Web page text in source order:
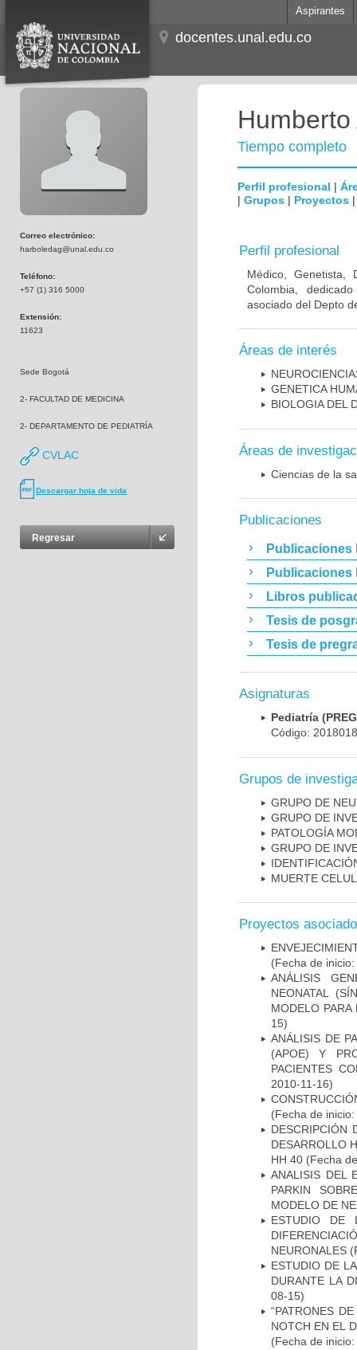
Aspirantes
docentes.unal.edu.co
Correo electrónico:
harboledag@unal.edu.co
Teléfono:
+57 (1) 316 5000
Extensión:
11623
Sede Bogotá
2- FACULTAD DE MEDICINA
2- DEPARTAMENTO DE PEDIATRÍA
CVLAC
Descargar hoja de vida
Regresar
Tiempo completo
Perfil profesional |
| Grupos | Proyectos
Perfil profesional
Médico, Genetista,
Colombia,
asociado del Depto
Áreas de interés
GENETICA
BIOLOGIA DEL
Áreas de
Ciencias de la
Publicaciones
Publicaciones
Publicaciones
Libros
Tesis de
Tesis de
Asignaturas
Pediatría
Código:
Grupos de
GRUPO DE
GRUPO DE
PATOLOGÍA
GRUPO DE
MUERTE
Proyectos
(Fecha de
ANÁLISIS
NEONATAL
MODELO
15)
ANÁLISIS DE
(APOE) Y
PACIENTES
2010-11-16)
(Fecha de
DESCRIPCIÓN
DESARROLLO
HH 40 (Fecha
ANALISIS DEL
PARKIN
MODELO DE
ESTUDIO DE
NEURONALES
ESTUDIO DE
DURANTE LA
08-15)
“PATRONES
NOTCH EN EL
(Fecha de